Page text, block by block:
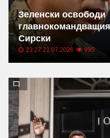
Зеленски освободи
Сирски
23:27 21.07.2026 995